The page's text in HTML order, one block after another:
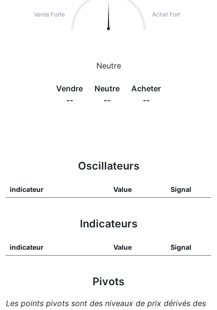
Vente Forte Achat Fort
Neutre
Vendre
--
Neutre
--
Acheter
--
Oscillateurs
indicateur Value Signal
Indicateurs
indicateur Value Signal
Pivots
Les points pivots sont des niveaux de prix dérivés des